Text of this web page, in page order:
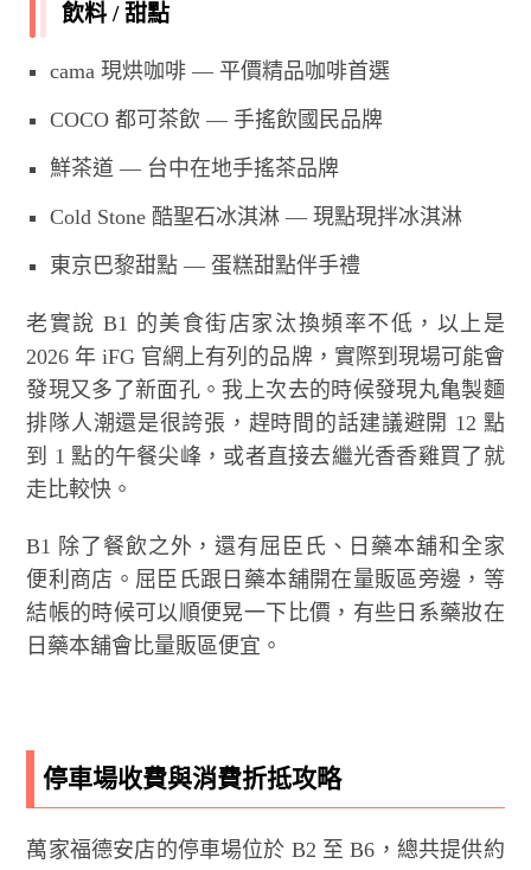
飲料 / 甜點
cama 現烘咖啡 — 平價精品咖啡首選
COCO 都可茶飲 — 手搖飲國民品牌
鮮茶道 — 台中在地手搖茶品牌
Cold Stone 酷聖石冰淇淋 — 現點現拌冰淇淋
東京巴黎甜點 — 蛋糕甜點伴手禮
老實說 B1 的美食街店家汰換頻率不低，以上是
2026 年 iFG 官網上有列的品牌，實際到現場可能會
發現又多了新面孔。我上次去的時候發現丸亀製麵
排隊人潮還是很誇張，趕時間的話建議避開 12 點
到 1 點的午餐尖峰，或者直接去繼光香香雞買了就
走比較快。
B1 除了餐飲之外，還有屈臣氏、日藥本舖和全家
便利商店。屈臣氏跟日藥本舖開在量販區旁邊，等
結帳的時候可以順便晃一下比價，有些日系藥妝在
日藥本舖會比量販區便宜。
停車場收費與消費折抵攻略
萬家福德安店的停車場位於 B2 至 B6，總共提供約